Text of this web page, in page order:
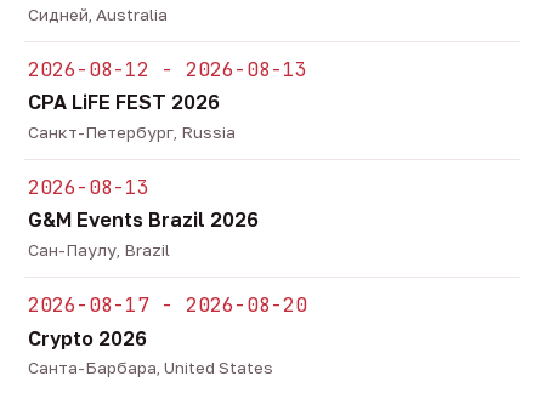
Сидней, Australia
2026-08-12 - 2026-08-13
CPA LiFE FEST 2026
Санкт-Петербург, Russia
2026-08-13
G&M Events Brazil 2026
Сан-Паулу, Brazil
2026-08-17 - 2026-08-20
Crypto 2026
Санта-Барбара, United States